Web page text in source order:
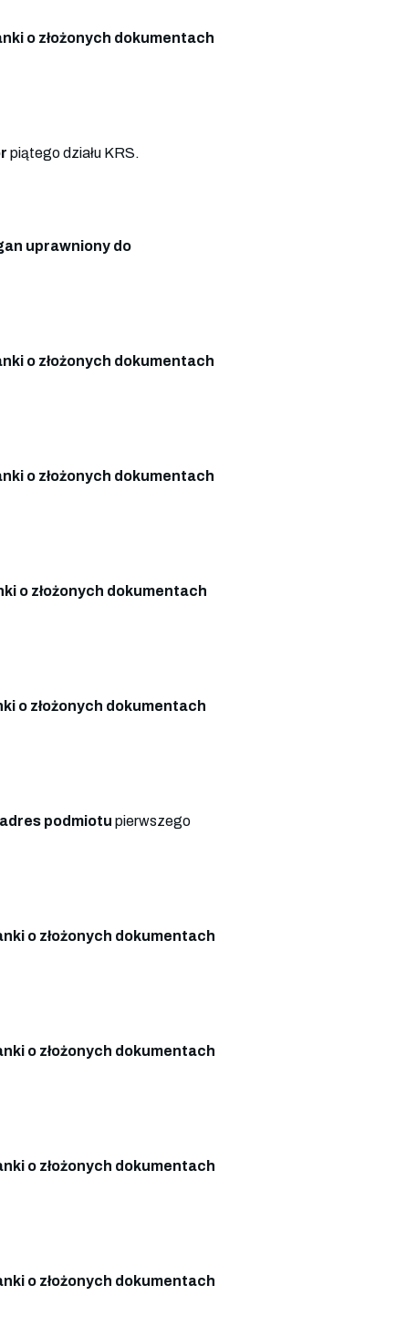
o złożonych dokumentach
piątego działu KRS.
uprawniony do
o złożonych dokumentach
o złożonych dokumentach
o złożonych dokumentach
o złożonych dokumentach
podmiotu pierwszego
o złożonych dokumentach
o złożonych dokumentach
o złożonych dokumentach
o złożonych dokumentach